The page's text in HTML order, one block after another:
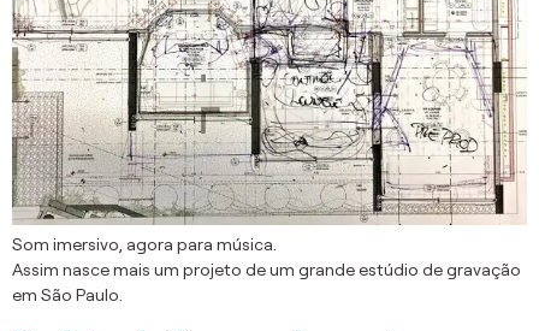
Som imersivo, agora para música.
Assim nasce mais um projeto de um grande estúdio de gravação
em São Paulo.